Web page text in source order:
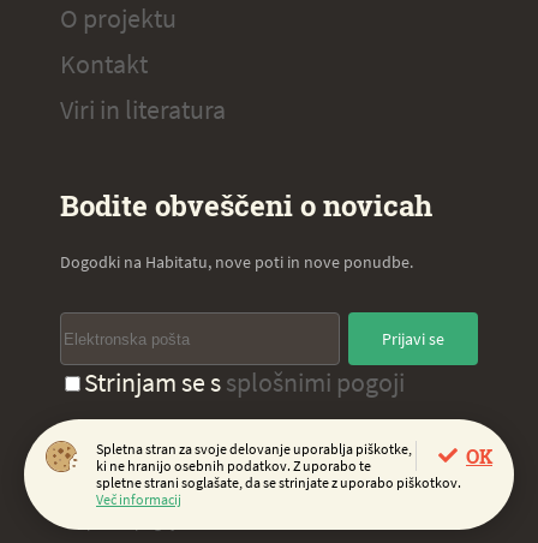
OK
Spletna stran za svoje delovanje uporablja piškotke,
ki ne hranijo osebnih podatkov. Z uporabo te
spletne strani soglašate, da se strinjate z uporabo piškotkov.
Več informacij
O projektu
Kontakt
Viri in literatura
Bodite obveščeni o novicah
Dogodki na Habitatu, nove poti in nove ponudbe.
Prijavi se
Strinjam se ssplošnimi pogoji
Copyright 2020, Virc d.o.o.